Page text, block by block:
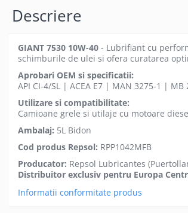
Anvelope Industriale
Geamuri Sunward
Descriere
GIANT 7530 10W-40 - Lubrifiant cu
schimburile de ulei si ofera curatarea
Aprobari OEM si specificatii:
API CI-4/SL | ACEA E7 | MAN 3275-1 |
Utilizare si compatibilitate:
Camioane grele si utilaje cu motoare
Ambalaj: 5L Bidon
Cod produs Repsol: RPP1042MFB
Producator: Repsol Lubricantes
Distribuitor exclusiv pentru Europa
Informatii conformitate produs